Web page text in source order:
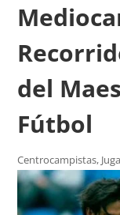
del
Fútbol
Centrocampistas,